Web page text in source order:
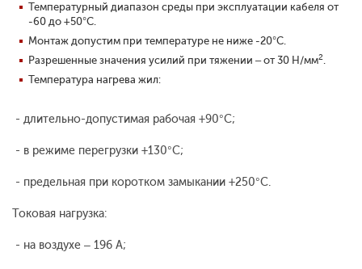
Температурный диапазон среды при эксплуатации кабеля от
-60 до +50°С.
Монтаж допустим при температуре не ниже -20°С.
Разрешенные значения усилий при тяжении – от 30 Н/мм2.
Температура нагрева жил:
- длительно-допустимая рабочая +90°С;
- в режиме перегрузки +130°С;
- предельная при коротком замыкании +250°С.
Токовая нагрузка:
- на воздухе – 196 А;